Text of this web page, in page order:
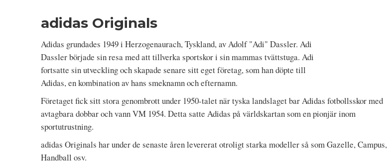
adidas Originals
Adidas grundades 1949 i Herzogenaurach, Tyskland, av Adolf "Adi" Dassler. Adi
Dassler började sin resa med att tillverka sportskor i sin mammas tvättstuga. Adi
fortsatte sin utveckling och skapade senare sitt eget företag, som han döpte till
Adidas, en kombination av hans smeknamn och efternamn.
Företaget fick sitt stora genombrott under 1950-talet när tyska landslaget bar Adidas fotbollsskor med
avtagbara dobbar och vann VM 1954. Detta satte Adidas på världskartan som en pionjär inom
sportutrustning.
adidas Originals har under de senaste åren levererat otroligt starka modeller så som Gazelle, Campus,
Handball osv.